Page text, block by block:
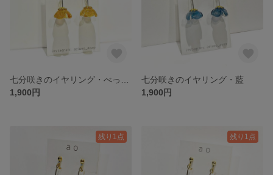
1,900円
七分咲きのイヤリング・藍
1,900円
残り1点 残り1点